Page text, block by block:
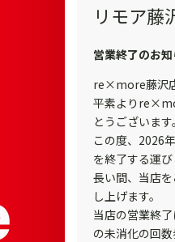
リモア藤
営業終了のお
re×more藤沢
平素より
とうございます。
この度、2026
を終了する運び
長い間、当店
し上げます。
当店の営業終
の未消化の回